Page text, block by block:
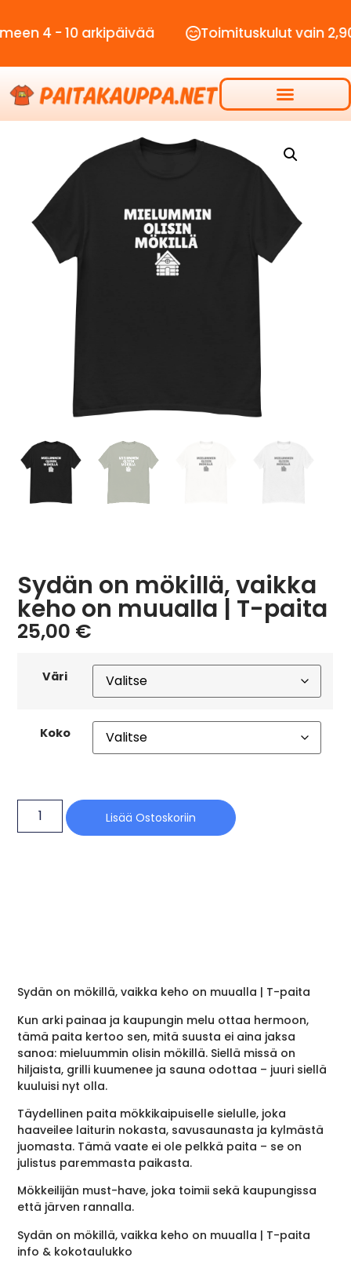
- 10 arkipäivää Toimituskulut vain 2,90€
Sydän on mökillä, vaikka
keho on muualla | T-paita
25,00 €
Väri
Koko
Lisää Ostoskoriin
Sydän on mökillä, vaikka keho on muualla | T-paita
Kun arki painaa ja kaupungin melu ottaa hermoon,
tämä paita kertoo sen, mitä suusta ei aina jaksa
sanoa: mieluummin olisin mökillä. Siellä missä on
hiljaista, grilli kuumenee ja sauna odottaa – juuri siellä
kuuluisi nyt olla.
Täydellinen paita mökkikaipuiselle sielulle, joka
haaveilee laiturin nokasta, savusaunasta ja kylmästä
juomasta. Tämä vaate ei ole pelkkä paita – se on
julistus paremmasta paikasta.
Mökkeilijän must-have, joka toimii sekä kaupungissa
että järven rannalla.
Sydän on mökillä, vaikka keho on muualla | T-paita
info & kokotaulukko